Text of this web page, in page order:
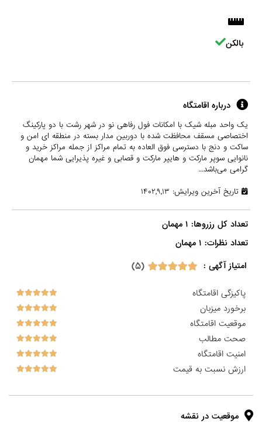
بالکن
درباره اقامتگاه
یک واحد مبله شیک با امکانات فول رفاهی نو در شهر رشت با دو پارکینگ
اختصاصی مسقف محافظت شده با دوربین مدار بسته در منطقه ای امن و
ساکت و دنج با دسترسی فوق العاده به تمام مراکز از جمله مراکز خرید و
نانوایی سوپر مارکت و هایپر مارکت و قصابی و غیره پذیرایی شما مهمان
گرامی می‌باشد...
تاریخ آخرین ویرایش: ۱۴۰۲,۹,۱۳
تعداد کل رزروها: ۱ مهمان
تعداد نظرات: ۱ مهمان
امتیاز آگهی :
(۵)
پاکیزگی اقامتگاه
برخورد میزبان
موقعیت اقامتگاه
صحت مطالب
امنیت اقامتگاه
ارزش نسبت به قیمت
موقعیت در نقشه